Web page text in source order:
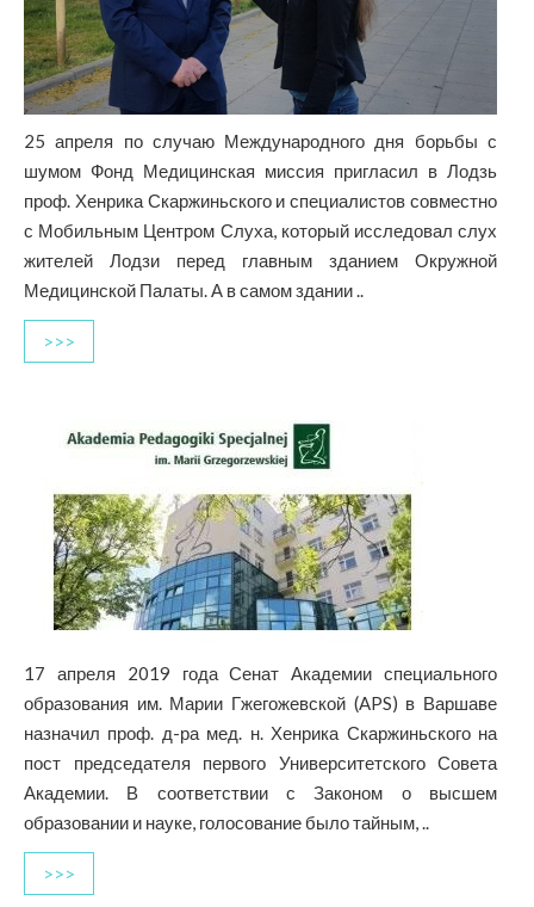
25 апреля по случаю Международного дня борьбы с
шумом Фонд Медицинская миссия пригласил в Лодзь
проф. Хенрика Скаржиньского и специалистов совместно
с Мобильным Центром Слуха, который исследовал слух
жителей Лодзи перед главным зданием Окружной
Медицинской Палаты. А в самом здании ..
>>>
17 апреля 2019 года Сенат Академии специального
образования им. Марии Гжегожевской (APS) в Варшаве
назначил проф. д-ра мед. н. Хенрика Скаржиньского на
пост председателя первого Университетского Совета
Академии. В соответствии с Законом о высшем
образовании и науке, голосование было тайным, ..
>>>